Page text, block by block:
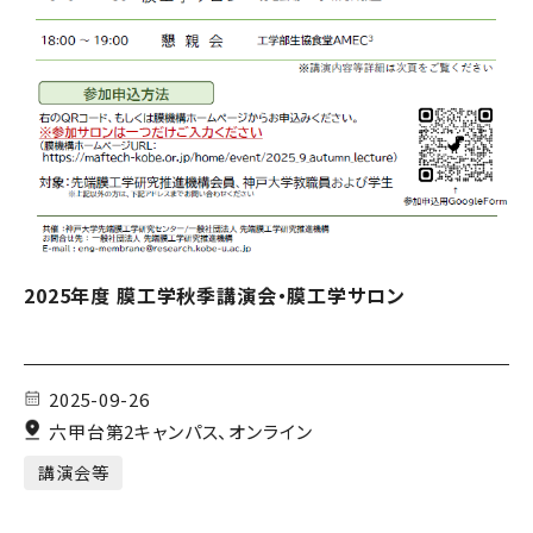
2025年度 膜工学秋季講演会・膜工学サロン
2025-09-26
六甲台第2キャンパス、オンライン
講演会等